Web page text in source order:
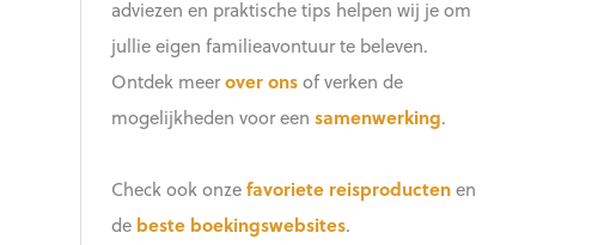
adviezen en praktische tips helpen wij je om
jullie eigen familieavontuur te beleven.
Ontdek meerover onsof verken de
mogelijkheden voor een samenwerking.
Check ook onzefavoriete reisproductenen
de beste boekingswebsites.